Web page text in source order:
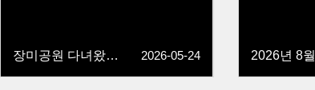
장미공원 다녀왔어요. 2026-05-24